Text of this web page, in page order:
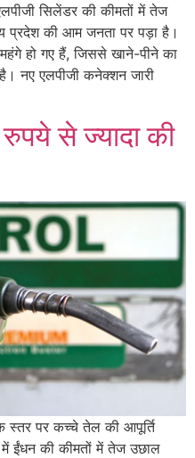
सिलेंडर की कीमतों में तेज
प्रदेश की आम जनता पर पड़ा है।
हो गए हैं, जिससे खाने-पीने का
नए एलपीजी कनेक्शन जारी
से ज्यादा की
स्तर पर कच्चे तेल की आपूर्ति
में ईंधन की कीमतों में तेज उछाल